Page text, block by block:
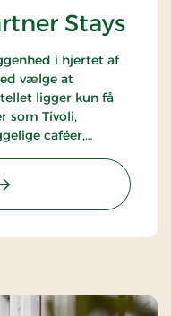
Stays
i hjertet af
vælge at
ligger kun få
som Tivoli,
caféer,
BWH Hotels -
Hotel Astoria, Partner